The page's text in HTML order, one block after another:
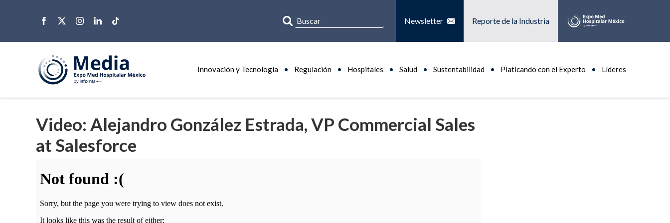
Newsletter Reporte de la Industria
Innovación y Tecnología Regulación Hospitales Salud Sustentabilidad Platicando con el Experto Líderes
Video: Alejandro González Estrada, VP Commercial Sales
at Salesforce